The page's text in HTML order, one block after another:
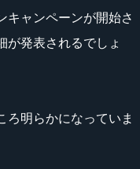
キャンペーンが開始さ
が発表されるでしょ
ろ明らかになっていま